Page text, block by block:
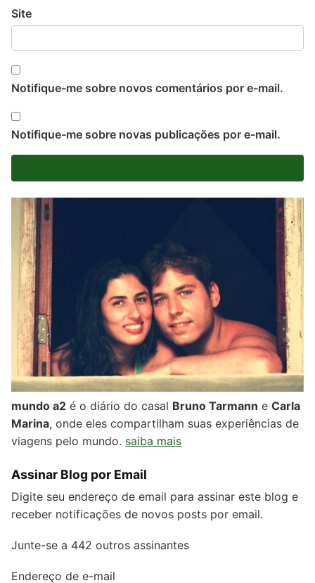
Site
Notifique-me sobre novos comentários por e-mail.
Notifique-me sobre novas publicações por e-mail.
mundo a2 é o diário do casal Bruno Tarmann e Carla
Marina, onde eles compartilham suas experiências de
viagens pelo mundo. saiba mais
Assinar Blog por Email
Digite seu endereço de email para assinar este blog e
receber notificações de novos posts por email.
Junte-se a 442 outros assinantes
Endereço de e-mail